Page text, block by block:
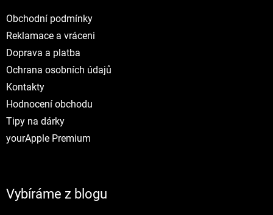
Obchodní podmínky
Reklamace a vráceni
Doprava a platba
Ochrana osobních údajů
Kontakty
Hodnocení obchodu
Tipy na dárky
yourApple Premium
Vybíráme z blogu